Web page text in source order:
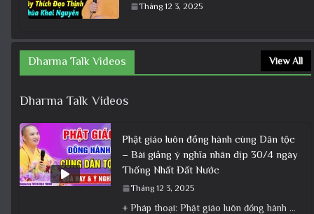
Tháng 12 3, 2025
Dharma Talk Videos View All
Dharma Talk Videos
Phật giáo luôn đồng hành cùng Dân tộc
– Bài giảng ý nghĩa nhân dịp 30/4 ngày
Thống Nhất Đất Nước
Tháng 12 3, 2025
+ Pháp thoại: Phật giáo luôn đồng hành cùng Dân tộc – Bài giảng ý nghĩa nhân dịp 30/4 ngày